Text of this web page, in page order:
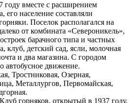
году вместе с расширением
его население составляли
Поселок располагался на
от комбината «Североникель»,
барачного типа и частных
клуб, детский сад, ясли, молочная
и два магазина. С городом
автобусное движение.
Тростниковая, Озерная,
Металлургов, Первомайская,
горняков, открытый в 1937 году.